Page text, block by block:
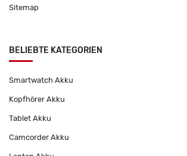
Sitemap
BELIEBTE KATEGORIEN
Smartwatch Akku
Kopfhörer Akku
Tablet Akku
Camcorder Akku